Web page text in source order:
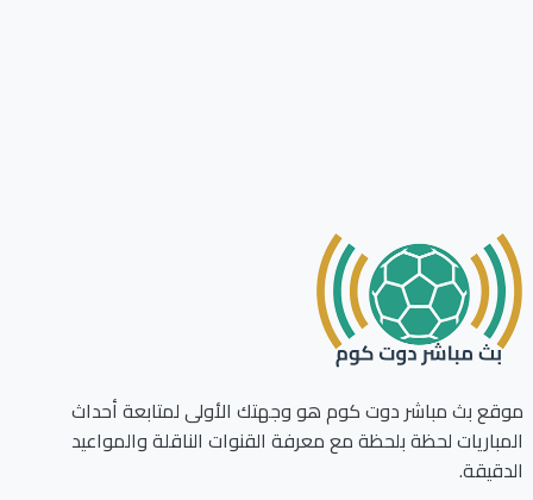
بث مباشر دوت كوم هو وجهتك الأولى لمتابعة أحداث
لحظة بلحظة مع معرفة القنوات الناقلة والمواعيد